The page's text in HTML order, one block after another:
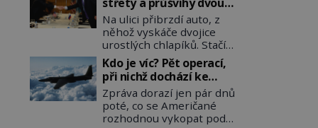
nejznámějších tajných
služeb historie
Na ulici přibrzdí auto, z
něhož vyskáče dvojice
urostlých chlapíků. Stačí
pár vteřin a už agresivně
buší na dveře. O další
okamžik později vlečou
nebožáka do auta, a pak už
ho nikdy nikdo nespatří.
Dostal se totiž do rukou
Kdo je víc? Pět operací,
při nichž dochází ke
střetu obou tajných
služeb
Zpráva dorazí jen pár dnů
poté, co se Američané
rozhodnou vykopat pod